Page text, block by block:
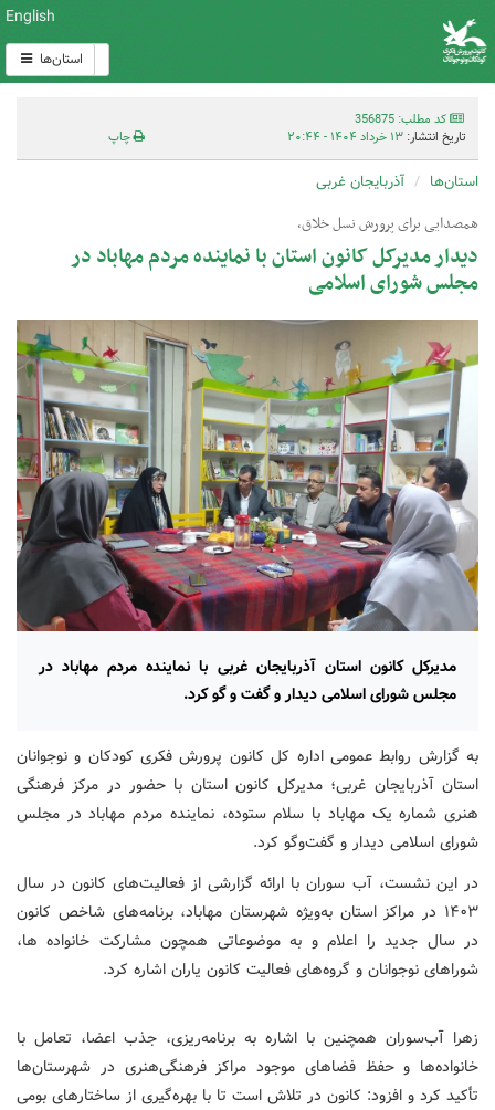
English
استان‌ها
کد مطلب: 356875
تاریخ انتشار: ۱۳ خرداد ۱۴۰۴ - ۲۰:۴۴ چاپ
استان‌ها آذربایجان غربی
همصدایی برای پرورش نسل خلاق،
دیدار مدیرکل کانون استان با نماینده مردم مهاباد در
مجلس شورای اسلامی
مدیرکل کانون استان آذربایجان غربی با نماینده مردم مهاباد در
مجلس شورای اسلامی دیدار و گفت و گو کرد.
به گزارش روابط عمومی اداره کل کانون پرورش فکری کودکان و نوجوانان
استان آذربایجان غربی؛ مدیرکل کانون استان با حضور در مرکز فرهنگی
هنری شماره یک مهاباد با سلام ستوده، نماینده مردم مهاباد در مجلس
شورای اسلامی دیدار و گفت‌وگو کرد.
در این نشست، آب سوران با ارائه گزارشی از فعالیت‌های کانون در سال
۱۴۰۳ در مراکز استان به‌ویژه شهرستان مهاباد، برنامه‌های شاخص کانون
در سال جدید را اعلام و به موضوعاتی همچون مشارکت خانواده‌ ها،
شوراهای نوجوانان و گروه‌های فعالیت کانون یاران اشاره کرد.
زهرا آب‌سوران همچنین با اشاره به برنامه‌ریزی، جذب اعضا، تعامل با
خانواده‌ها و حفظ فضاهای موجود مراکز فرهنگی‌هنری در شهرستان‌ها
تأکید کرد و افزود: کانون در تلاش است تا با بهره‌گیری از ساختارهای بومی